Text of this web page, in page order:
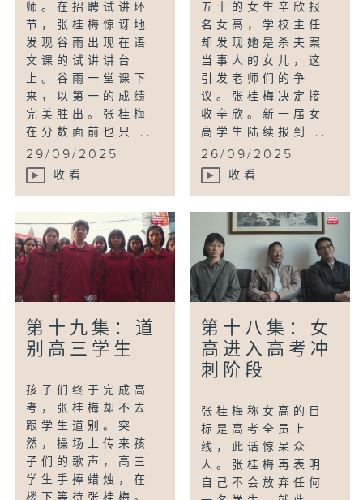
师。在招聘试讲环
节，张桂梅惊讶地
发现谷雨出现在语
文课的试讲讲台
上。谷雨一堂课下
来，以第一的成绩
完美胜出。张桂梅
在分数面前也只...
29/09/2025
收看
五十的女生辛欣报
名女高，学校主任
却发现她是杀夫案
当事人的女儿，这
引发老师们的争
议。张桂梅决定接
收辛欣。新一届女
高学生陆续报到...
26/09/2025
收看
第十九集：道
别高三学生
孩子们终于完成高
考，张桂梅却不去
跟学生道别。突
然，操场上传来孩
子们的歌声，高三
学生手捧蜡烛，在
第十八集：女
高进入高考冲
刺阶段
张桂梅称女高的目
标是高考全员上
线，此话惊呆众
人。张桂梅再表明
自己不会放弃任何